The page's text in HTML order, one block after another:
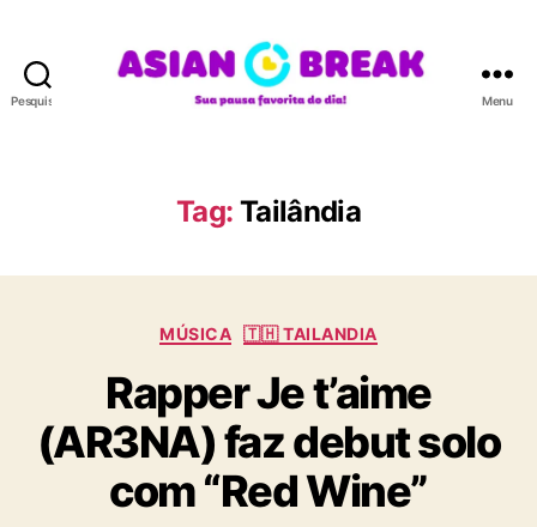
Pesquisar
A
N
R
A
Menu
Tag: Tailândia
C
t
e
g
o
r
i
MÚSICA 🇹🇭 TAILANDIA
Rapper Je t’aime
(AR3NA) faz debut solo
com “Red Wine”